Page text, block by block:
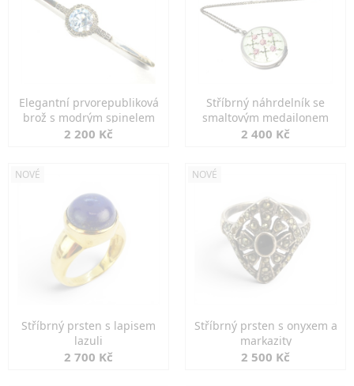
Elegantní prvorepubliková
brož s modrým spinelem
2 200 Kč
Stříbrný náhrdelník se
smaltovým medailonem
2 400 Kč
NOVÉ
Stříbrný prsten s lapisem
lazuli
2 700 Kč
NOVÉ
Stříbrný prsten s onyxem a
markazity
2 500 Kč